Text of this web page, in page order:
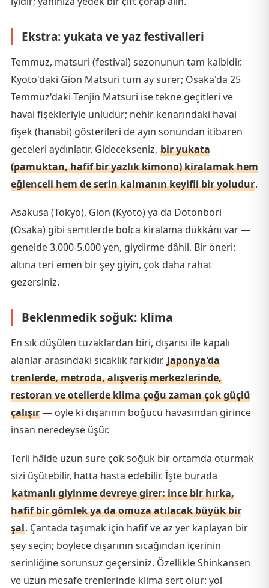
Ekstra: yukata ve yaz festivalleri
Temmuz, matsuri (festival) sezonunun tam kalbidir.
Kyoto'daki Gion Matsuri tüm ay sürer; Osaka'da 25
Temmuz'daki Tenjin Matsuri ise tekne geçitleri ve
havai fişekleriyle ünlüdür; nehir kenarındaki havai
fişek (hanabi) gösterileri de ayın sonundan itibaren
geceleri aydınlatır. Gidecekseniz, bir yukata
(pamuktan, hafif bir yazlık kimono) kiralamak hem
eğlenceli hem de serin kalmanın keyifli bir yoludur.
Asakusa (Tokyo), Gion (Kyoto) ya da Dotonbori
(Osaka) gibi semtlerde bolca kiralama dükkânı var —
genelde 3.000-5.000 yen, giydirme dâhil. Bir öneri:
altına teri emen bir şey giyin, çok daha rahat
gezersiniz.
Beklenmedik soğuk: klima
En sık düşülen tuzaklardan biri, dışarısı ile kapalı
alanlar arasındaki sıcaklık farkıdır. Japonya'da
trenlerde, metroda, alışveriş merkezlerinde,
restoran ve otellerde klima çoğu zaman çok güçlü
çalışır — öyle ki dışarının boğucu havasından girince
insan neredeyse üşür.
Terli hâlde uzun süre çok soğuk bir ortamda oturmak
sizi üşütebilir, hatta hasta edebilir. İşte burada
katmanlı giyinme devreye girer: ince bir hırka,
hafif bir gömlek ya da omuza atılacak büyük bir
şal. Çantada taşımak için hafif ve az yer kaplayan bir
şey seçin; böylece dışarının sıcağından içerinin
serinliğine sorunsuz geçersiniz. Özellikle Shinkansen
ve uzun mesafe trenlerinde klima sert olur: yol